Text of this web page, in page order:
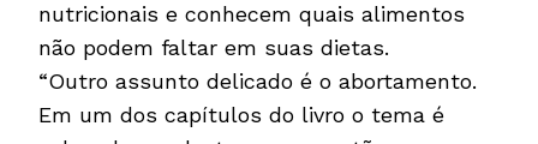
nutricionais e conhecem quais alimentos
não podem faltar em suas dietas.
“Outro assunto delicado é o abortamento.
Em um dos capítulos do livro o tema é